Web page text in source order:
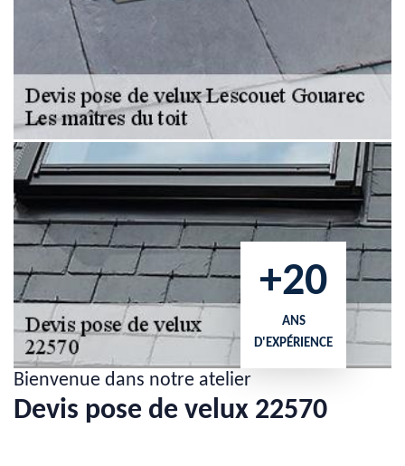
+20
ANS
D'EXPÉRIENCE
Bienvenue dans notre atelier
Devis pose de velux 22570